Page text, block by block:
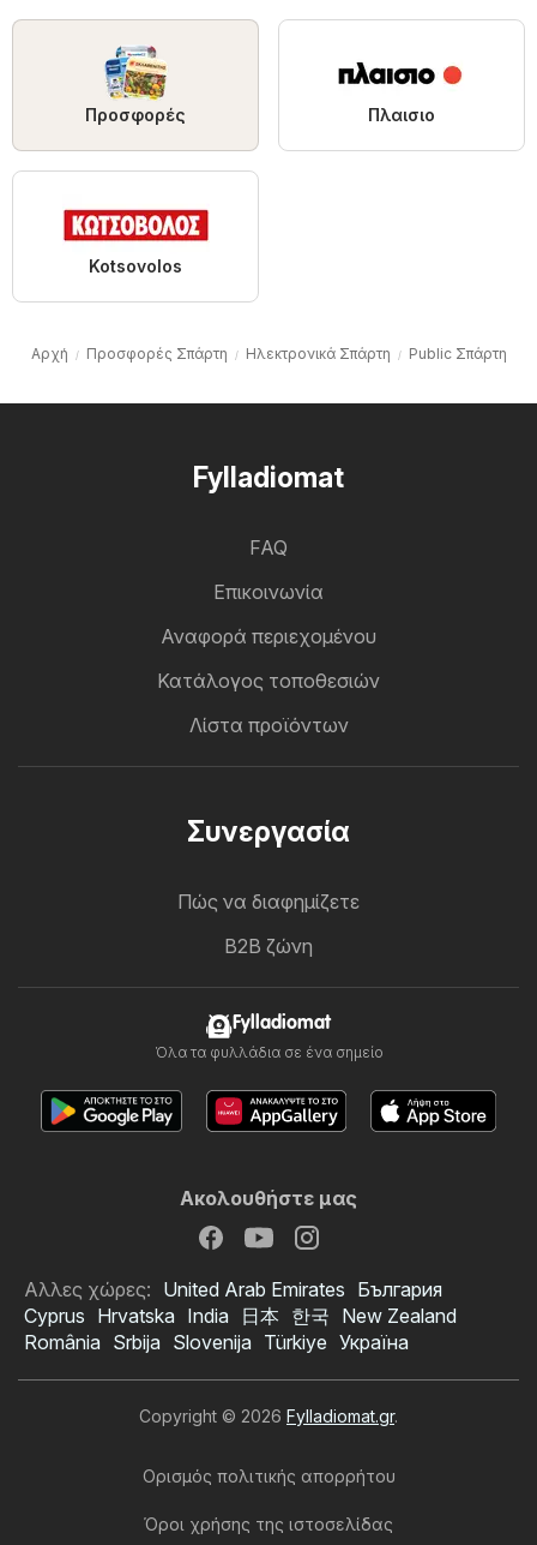
Προσφορές Πλαισιο
Kotsovolos
Αρχή Προσφορές Σπάρτη Hλεκτρονικά Σπάρτη Public Σπάρτη
Fylladiomat
FAQ
Επικοινωνία
Αναφορά περιεχομένου
Κατάλογος τοποθεσιών
Λίστα προϊόντων
Συνεργασία
Πώς να διαφημίζετε
B2B ζώνη
Fylladiomat
Όλα τα φυλλάδια σε ένα σημείο
Ακολουθήστε μας
Αλλες χώρες: United Arab Emirates България
Cyprus Hrvatska India 日本 한국 New Zealand
România Srbija Slovenija Türkiye Україна
Copyright © 2026 Fylladiomat.gr.
Ορισμός πολιτικής απορρήτου
Όροι χρήσης της ιστοσελίδας